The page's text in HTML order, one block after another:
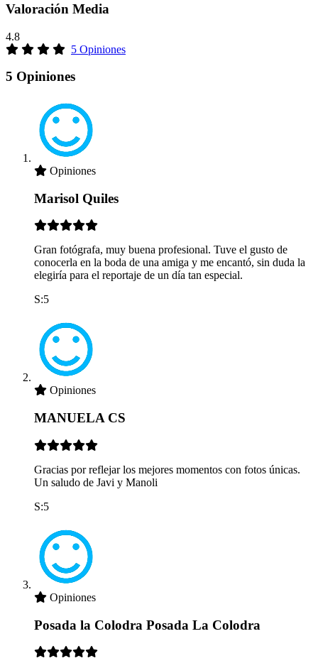
Valoración Media
4.8
5 Opiniones
5 Opiniones
Opiniones
Marisol Quiles
Gran fotógrafa, muy buena profesional. Tuve el gusto de
conocerla en la boda de una amiga y me encantó, sin duda la
elegiría para el reportaje de un día tan especial.
S:5
Opiniones
MANUELA CS
Gracias por reflejar los mejores momentos con fotos únicas.
Un saludo de Javi y Manoli
S:5
Opiniones
Posada la Colodra Posada La Colodra